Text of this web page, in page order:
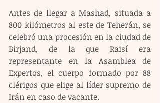
Antes de llegar a Mashad, situada a
800 kilómetros al este de Teherán, se
celebró una procesión en la ciudad de
Birjand, de la que Raisí era
representante en la Asamblea de
Expertos, el cuerpo formado por 88
clérigos que elige al líder supremo de
Irán en caso de vacante.